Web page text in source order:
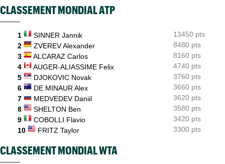
Rybakina, Andreeva, Osaka, Gauff... horaires et diffusion TV
Jelena Ostapenko dénonce les messages d'insultes et de
menaces
CLASSEMENT MONDIAL ATP
1 SINNER Jannik
13450 pts
2
ZVEREV Alexander
8480 pts
3
ALCARAZ Carlos
8160 pts
4
AUGER-ALIASSIME Felix
4740 pts
5
DJOKOVIC Novak
3760 pts
6
DE MINAUR Alex
3660 pts
7
MEDVEDEV Daniil
3620 pts
8
SHELTON Ben
3580 pts
9
COBOLLI Flavio
3420 pts
10
FRITZ Taylor 3300 pts
CLASSEMENT MONDIAL WTA